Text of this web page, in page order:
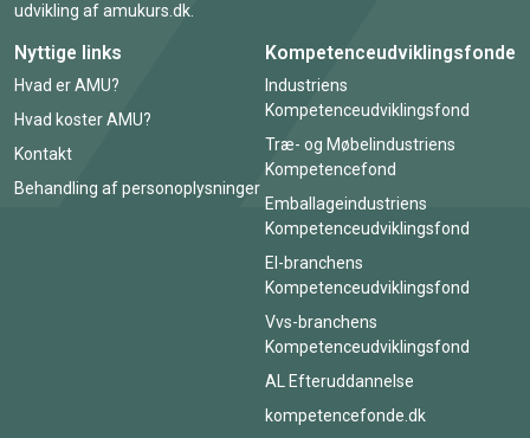
udvikling af amukurs.dk.
Nyttige links
Hvad er AMU?
Hvad koster AMU?
Kontakt
Behandling af personoplysninger
Kompetenceudviklingsfonde
Industriens
Kompetenceudviklingsfond
Træ- og Møbelindustriens
Kompetencefond
Emballageindustriens
Kompetenceudviklingsfond
El-branchens
Kompetenceudviklingsfond
Vvs-branchens
Kompetenceudviklingsfond
AL Efteruddannelse
kompetencefonde.dk